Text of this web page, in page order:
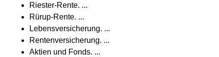
Riester-Rente. ...
Rürup-Rente. ...
Lebensversicherung. ...
Rentenversicherung. ...
Aktien und Fonds. ...